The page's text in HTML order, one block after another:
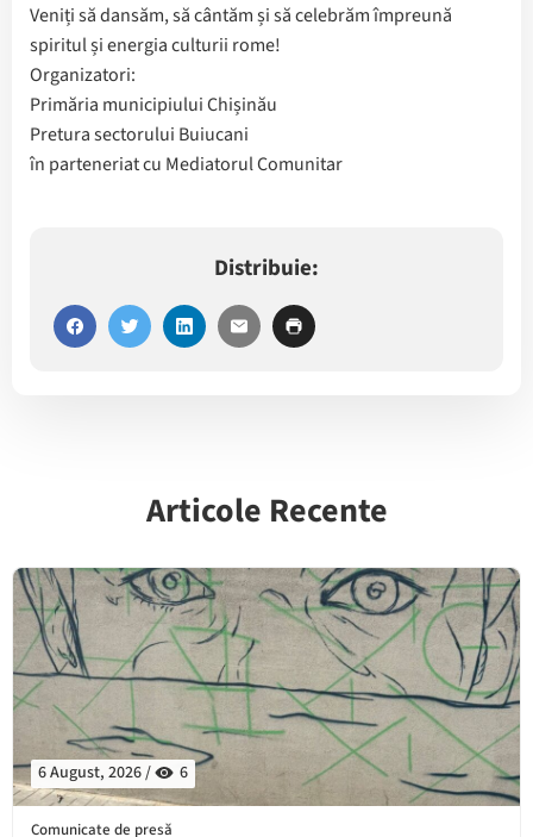
Veniți să dansăm, să cântăm și să celebrăm împreună
spiritul și energia culturii rome!
Organizatori:
Primăria municipiului Chișinău
Pretura sectorului Buiucani
în parteneriat cu Mediatorul Comunitar
Distribuie:
Articole Recente
6 August, 2026 / 6
Comunicate de presă